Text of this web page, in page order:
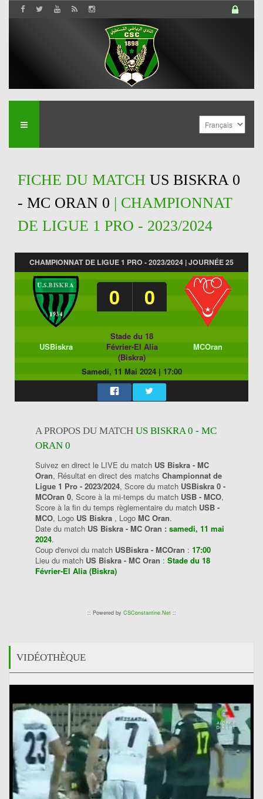
FICHE DU MATCH US BISKRA 0
- MC ORAN 0 | CHAMPIONNAT
DE LIGUE 1 PRO - 2023/2024
CHAMPIONNAT DE LIGUE 1 PRO - 2023/2024 | JOURNÉE 25
0 0
USBiskra
Stade du 18
Février-El Alia
(Biskra)
MCOran
Samedi, 11 Mai 2024| 17:00
A PROPOS DU MATCH US BISKRA 0 - MC
ORAN 0
Suivez en direct le LIVE du match US Biskra - MC
Oran, Résultat en direct des matchs Championnat de
Ligue 1 Pro - 2023/2024, Score du match USBiskra 0 -
MCOran 0, Score à la mi-temps du match USB - MCO,
Score à la fin du temps règlementaire du match USB -
MCO, Logo US Biskra , Logo MC Oran.
Date du match US Biskra - MC Oran : samedi, 11 mai
2024.
Coup d'envoi du match USBiskra - MCOran : 17:00
Lieu du match US Biskra - MC Oran : Stade du 18
Février-El Alia (Biskra)
:: Powered by CSConstantine.Net::
VIDÉOTHÈQUE